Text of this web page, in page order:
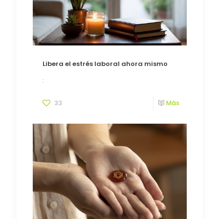
Libera el estrés laboral ahora mismo
:
33 Más